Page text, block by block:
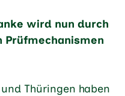
wird nun durch
Prüfmechanismen
Thüringen haben